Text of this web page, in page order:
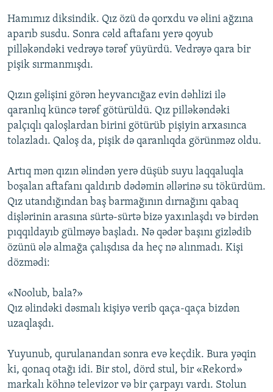
Hamımız diksindik. Qız özü də qorxdu və əlini ağzına
aparıb susdu. Sonra cəld aftafanı yerə qoyub
pilləkəndəki vedrəyə tərəf yüyürdü. Vedrəyə qara bir
pişik sırmanmışdı.
Qızın gəlişini görən heyvancığaz evin dəhlizi ilə
qaranlıq küncə tərəf götürüldü. Qız pilləkəndəki
palçıqlı qaloşlardan birini götürüb pişiyin arxasınca
tolazladı. Qaloş da, pişik də qaranlıqda görünməz oldu.
Artıq mən qızın əlindən yerə düşüb suyu laqqaluqla
boşalan aftafanı qaldırıb dədəmin əllərinə su tökürdüm.
Qız utandığından baş barmağının dırnağını qabaq
dişlərinin arasına sürtə-sürtə bizə yaxınlaşdı və birdən
pıqqıldayıb gülməyə başladı. Nə qədər başını gizlədib
özünü ələ almağa çalışdısa da heç nə alınmadı. Kişi
dözmədi:
«Noolub, bala?»
Qız əlindəki dəsmalı kişiyə verib qaça-qaça bizdən
uzaqlaşdı.
Yuyunub, qurulanandan sonra evə keçdik. Bura yəqin
ki, qonaq otağı idi. Bir stol, dörd stul, bir «Rekord»
markalı köhnə televizor və bir çarpayı vardı. Stolun